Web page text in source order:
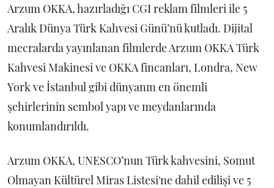
Arzum OKKA, hazırladığı CGI reklam filmleri ile 5
Aralık Dünya Türk Kahvesi Günü’nü kutladı. Dijital
mecralarda yayınlanan filmlerde Arzum OKKA Türk
Kahvesi Makinesi ve OKKA fincanları, Londra, New
York ve İstanbul gibi dünyanın en önemli
şehirlerinin sembol yapı ve meydanlarında
konumlandırıldı.
Arzum OKKA, UNESCO’nun Türk kahvesini, Somut
Olmayan Kültürel Miras Listesi'ne dahil edilişi ve 5